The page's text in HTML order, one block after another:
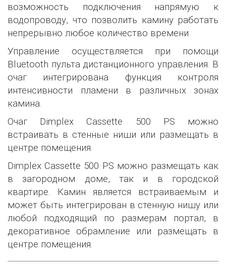
возможность подключения напрямую к
водопроводу, что позволить камину работать
непрерывно любое количество времени.
Управление осуществляется при помощи
Bluetooth пульта дистанционного управления. В
очаг интегрирована функция контроля
интенсивности пламени в различных зонах
камина.
Очаг Dimplex Cassette 500 PS можно
встраивать в стенные ниши или размещать в
центре помещения.
Dimplex Cassette 500 PS можно размещать как
в загородном доме, так и в городской
квартире. Камин является встраиваемым и
может быть интегрирован в стенную нишу или
любой подходящий по размерам портал, в
декоративное обрамление или размещать в
центре помещения.